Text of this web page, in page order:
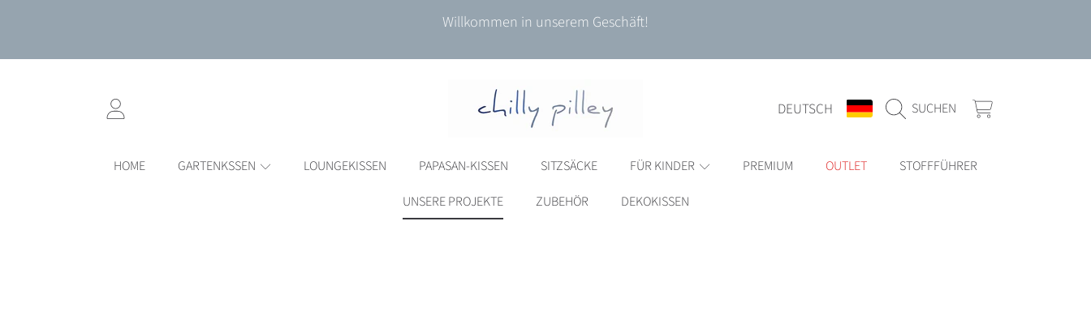
Willkommen in unserem Geschäft!
EINLOGGEN DEUTSCH
LAND/REGION
SUCHENWARENKORB
HOME GARTENKSSEN LOUNGEKISSEN PAPASAN-KISSEN SITZSÄCKE FÜR KINDER PREMIUM OUTLET
STOFFFÜHRER
UNSERE PROJEKTE
ZUBEHÖR DEKOKISSEN